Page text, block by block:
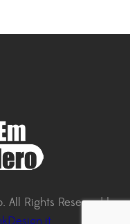
Rights Reserved |